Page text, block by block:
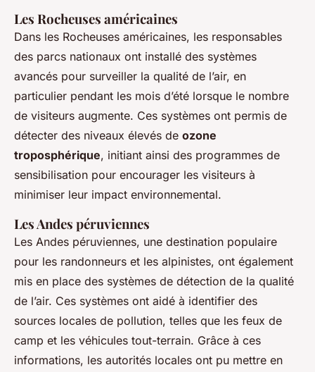
Les Rocheuses américaines
Dans les Rocheuses américaines, les responsables
des parcs nationaux ont installé des systèmes
avancés pour surveiller la qualité de l’air, en
particulier pendant les mois d’été lorsque le nombre
de visiteurs augmente. Ces systèmes ont permis de
détecter des niveaux élevés de ozone
troposphérique, initiant ainsi des programmes de
sensibilisation pour encourager les visiteurs à
minimiser leur impact environnemental.
Les Andes péruviennes
Les Andes péruviennes, une destination populaire
pour les randonneurs et les alpinistes, ont également
mis en place des systèmes de détection de la qualité
de l’air. Ces systèmes ont aidé à identifier des
sources locales de pollution, telles que les feux de
camp et les véhicules tout-terrain. Grâce à ces
informations, les autorités locales ont pu mettre en